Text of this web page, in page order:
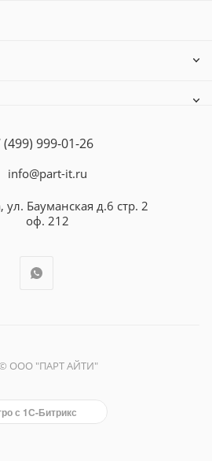
(499) 999-01-26
info@part-it.ru
ул. Бауманская д.6 стр. 2
оф. 212
© ООО "ПАРТ АЙТИ"
с 1С-Битрикс